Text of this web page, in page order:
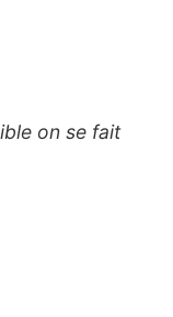
on se fait